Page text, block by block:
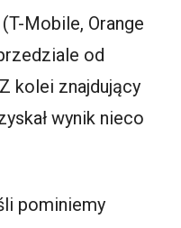
Mobile, Orange
od
kolei znajdujący
wynik nieco
pominiemy